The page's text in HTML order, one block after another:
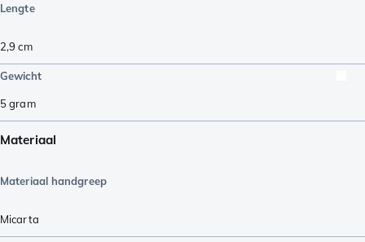
Lengte
2,9 cm
Gewicht
5gram
Materiaal
Materiaal handgreep
Micarta